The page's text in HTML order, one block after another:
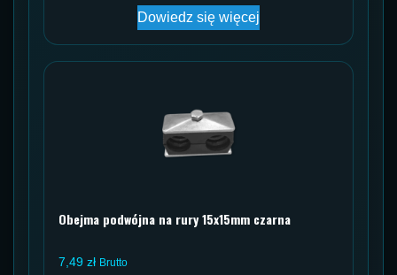
Dowiedz się więcej
Obejma podwójna na rury 15x15mm czarna
7,49 zł Brutto